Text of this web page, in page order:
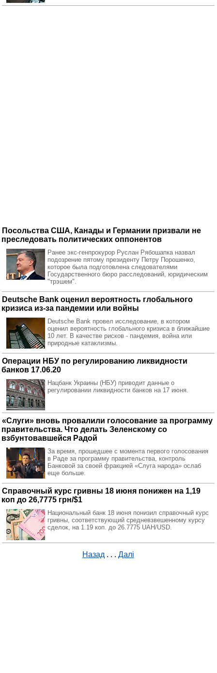
Посольства США, Канады и Германии призвали не
преследовать политических оппонентов
Ранее экс-генпрокурор Руслан Рябошапка назвал
подозрение пятому президенту Петру Порошенко,
которое была подготовлена следователями
Государственного бюро расследований, юридическим
"трэшем".
Deutsche Bank оценил вероятность глобального
кризиса из-за пандемии или войны
Deutsche Bank провел исследование, в котором
оценил вероятность глобального кризиса в ближайшие
10 лет. В качестве рисков - пандемия, война или
природные катаклизмы.
Операции НБУ по регулированию ликвидности
банков 17.06.20
Нацбанк Украины (НБУ) приводит данные о
регулировании ликвидности банков на 17 июня.
«Слуги» вновь провалили голосование за программу
правительства. Что делать Зеленскому со
взбунтовавшейся Радой
За время, прошедшее с момента первого голосования
в Раде за программу правительства, контроль
Банковой за своей фракцией «Слуга народа» ослаб
еще больше.
Справочный курс гривны 18 июня понижен на 1,19
коп до 26,7775 грн/$1
Национальный банк 18 июня понизил справочный курс
гривны, соответствующий средневзвешенному курсу
сделок, на 1.19 коп. до 26.7775 UAH/USD.
Назад . . . Далі